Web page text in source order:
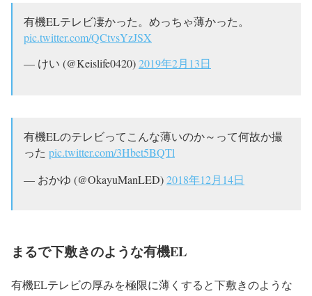
有機ELテレビ凄かった。めっちゃ薄かった。
pic.twitter.com/QCtvsYzJSX
— けい (@Keislife0420)2019年2月13日
有機ELのテレビってこんな薄いのか～って何故か撮
った pic.twitter.com/3Hbet5BQTl
— おかゆ (@OkayuManLED)2018年12月14日
まるで下敷きのような有機EL
有機ELテレビの厚みを極限に薄くすると下敷きのような